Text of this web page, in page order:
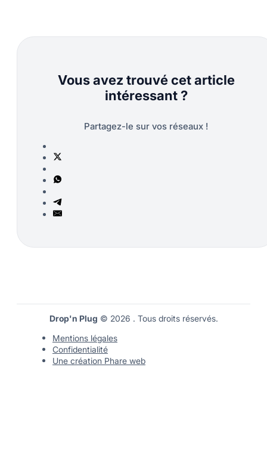
Vous avez trouvé cet article
intéressant ?
Partagez-le sur vos réseaux !
Drop'n Plug © 2026 . Tous droits réservés.
Mentions légales
Confidentialité
Une création Phare web